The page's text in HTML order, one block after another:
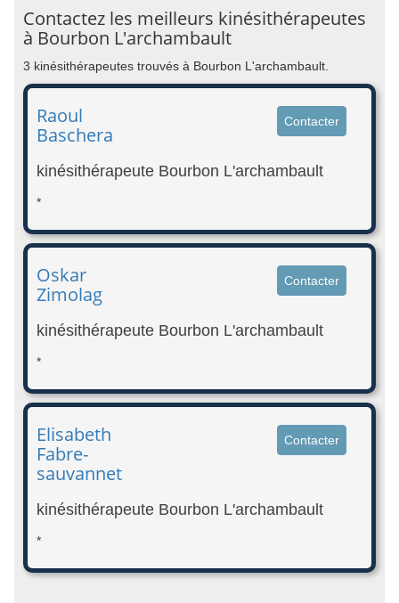
Contactez les meilleurs kinésithérapeutes
à Bourbon L'archambault
3 kinésithérapeutes trouvés à Bourbon L'archambault.
Raoul
Baschera
Contacter
kinésithérapeute Bourbon L'archambault
*
Oskar
Zimolag
Contacter
kinésithérapeute Bourbon L'archambault
*
Elisabeth
Fabre-
sauvannet
Contacter
kinésithérapeute Bourbon L'archambault
*